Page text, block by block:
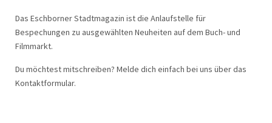
Das Eschborner Stadtmagazin ist die Anlaufstelle für
Bespechungen zu ausgewählten Neuheiten auf dem Buch- und
Filmmarkt.
Du möchtest mitschreiben? Melde dich einfach bei uns über das
Kontaktformular.